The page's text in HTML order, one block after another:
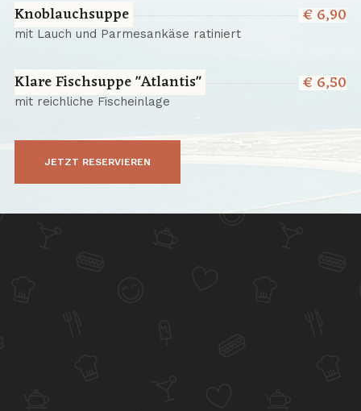
Knoblauchsuppe € 6,90
mit Lauch und Parmesankäse ratiniert
Klare Fischsuppe "Atlantis" € 6,50
mit reichliche Fischeinlage
JETZT RESERVIEREN